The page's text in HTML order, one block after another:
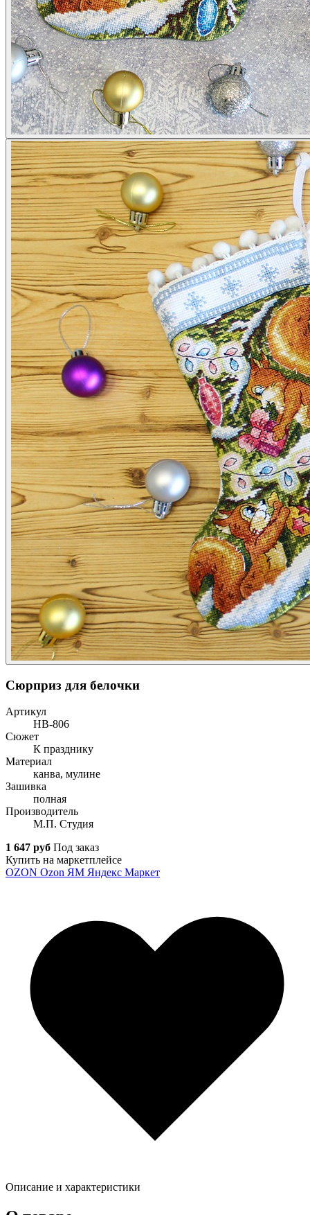
Сюрприз для белочки
Артикул
НВ-806
Сюжет
К празднику
Материал
канва, мулине
Зашивка
полная
Производитель
М.П. Студия
1 647 руб Под заказ
Купить на маркетплейсе
OZON Ozon ЯМ Яндекс Маркет
Описание и характеристики